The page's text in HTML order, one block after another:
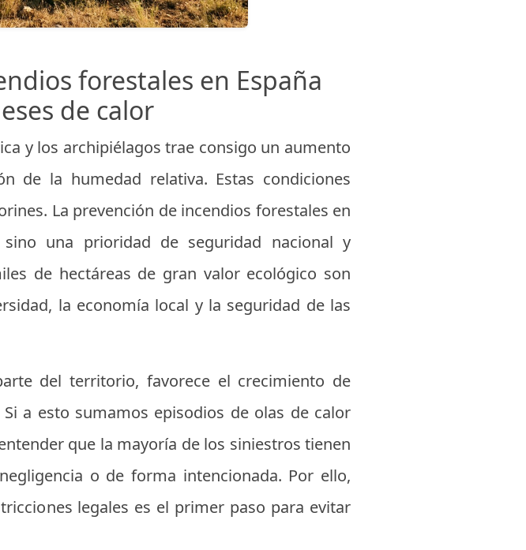
forestales en España
de calor
y los archipiélagos trae consigo un aumento
de la humedad relativa. Estas condiciones
La prevención de incendios forestales en
una prioridad de seguridad nacional y
de hectáreas de gran valor ecológico son
la economía local y la seguridad de las
del territorio, favorece el crecimiento de
a esto sumamos episodios de olas de calor
que la mayoría de los siniestros tienen
o de forma intencionada. Por ello,
legales es el primer paso para evitar